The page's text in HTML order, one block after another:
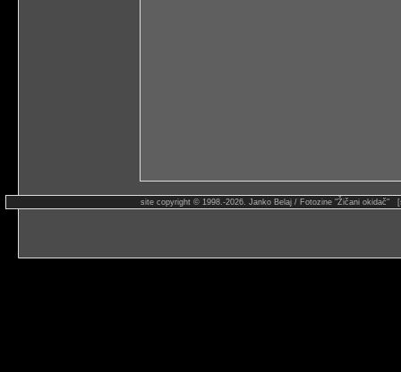
site copyright © 1998.-2026. Janko Belaj / Fotozine "Žičani okidač"